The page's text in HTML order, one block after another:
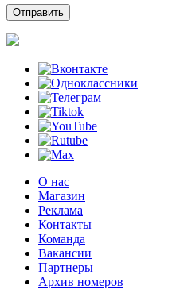
О нас
Магазин
Реклама
Контакты
Команда
Вакансии
Партнеры
Архив номеров